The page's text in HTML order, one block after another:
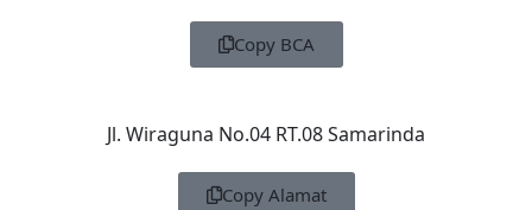
Copy BCA
Jl. Wiraguna No.04 RT.08 Samarinda
Copy Alamat